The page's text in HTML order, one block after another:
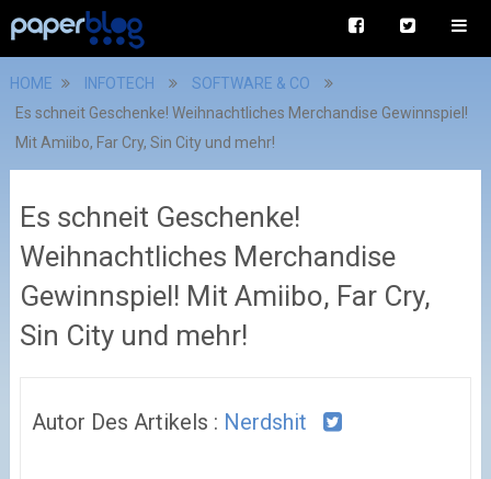
HOME INFOTECH
SOFTWARE & CO
Es schneit Geschenke! Weihnachtliches Merchandise Gewinnspiel!
Mit Amiibo, Far Cry, Sin City und mehr!
Es schneit Geschenke!
Weihnachtliches Merchandise
Gewinnspiel! Mit Amiibo, Far Cry,
Sin City und mehr!
Autor Des Artikels : Nerdshit